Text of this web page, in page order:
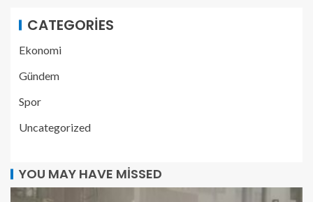
CATEGORIES
Ekonomi
Gündem
Spor
Uncategorized
YOU MAY HAVE MISSED